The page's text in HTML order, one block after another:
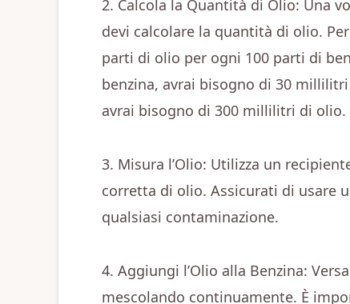
2. Calcola la Quantità di Olio: Una
devi calcolare la quantità di olio.
parti di olio per ogni 100 parti di
benzina, avrai bisogno di 30
avrai bisogno di 300 millilitri di olio.
3. Misura l’Olio: Utilizza un
corretta di olio. Assicurati di usare
qualsiasi contaminazione.
4. Aggiungi l’Olio alla Benzina:
mescolando continuamente. È